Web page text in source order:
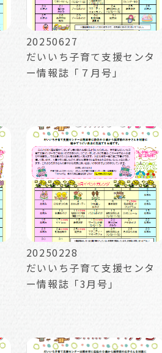
20250627
だいいち子育て支援センタ
ー情報誌「７月号」
20250228
だいいち子育て支援センタ
ー情報誌「3月号」